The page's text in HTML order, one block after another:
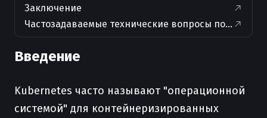
Заключение
Частозадаваемые технические вопросы по
Введение
Kubernetes часто называют "операционной
системой" для контейнеризированных